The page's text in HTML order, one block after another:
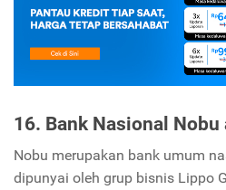
16. Bank Nasional Nobu
Nobu merupakan bank umum
dipunyai oleh grup bisnis Lippo